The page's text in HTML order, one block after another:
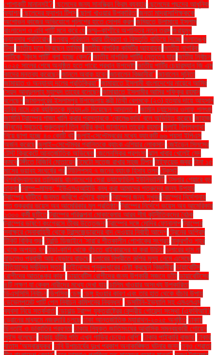
পোশাকটি মানানসই? ছেলেদের জন্য সানস্ক্রিন ক্রিম ব্যবহার ছেলেদের পছন্দের আধুনিক
ফ্যাশন ছেলেদের ফ্যাশন টিপস ছোলা খাওয়ার উপকারিতা জনতা মাদ্রাসাশিক্ষককে
অশোভন কাজের অভিযোগে পুলিশের হাতে সোপর্দ করল জমিয়তে উলামায়ে ইসলাম
বাংলাদেশ ও এবি পার্টি মনে করে যে জম্মু–কাশ্মীরে অশান্তির নতুন তরঙ্গ জরায়ুমুখ
ক্যানসার প্রতিরোধ জলবায়ু পরিবর্তন খরার তীব্রতা ও বিস্তৃতি বাড়িয়ে দিচ্ছে জলাতঙ্ক
টিকা জাতীয় দলে ফিরছেন তামিম! জাতীয় নাগরিক কমিটির আহ্বায়ক জাতীয় নাগরিক
পার্টিকে ‘কিংস পার্টি’ বলা হচ্ছে কেন? জাতীয় নাগরিক পার্টির নেতৃত্বে যারা জাতীয় নির্বাচন
২০২৫ সালের শেষে অনুষ্ঠিত হতে পারে: প্রধান উপদেষ্টা জাতীয় পার্টির চেয়ারম্যান জি এম
কাদের মন্তব্য করেছেন জানলে অবাক হবেন জানালেন বিজ্ঞানীরা" জানালেন সুনিতা
জামায়াত ও অন্যান্য দলের প্রতিক্রিয়া'' জামায়াতে ইসলামী বাংলাদেশের নায়েবে আমির
সৈয়দ আবদুল্লাহ মুহাম্মদ তাহের বলেছেন জামায়াতে ইসলামীর আমির শফিকুর রহমান
বলেছেন জামালপুরের ইসলামপুর উপজেলায় স্ত্রী তিথী বেগমকে (২৩) হত্যার দায়ে আহসান
হাবিব নামে এক ব্যক্তিকে মৃত্যুদণ্ড দিয়েছেন আদালত। জার্মান চ্যান্সেলর ওলাফ শলৎজ
জার্মানি ট্রাম্পের গাজা খালি করার প্রস্তাবকে 'কেলেঙ্কারি' বলে অভিহিত করেছে জাহাজ
জীবনের সবচেয়ে গুরুত্বপূর্ণ তিন নারীর কথা জানালেন তারেক রহমান জুলাই বিপ্লবগাথা
নিয়ে ছাপা হচ্ছে ৪০ কোটি বই জুলাই-সেপ্টেম্বরের মধ্যে ব্যাংকটি ৬৬ পয়সা ইপিএস
অর্জন করেছে জুলাই–সেপ্টেম্বর প্রান্তিকে ব্যাংক এশিয়ার লোকসান জেইডেন সিলসের
টেস্ট ক্রিকেটে আন্তর্জাতিক অভিষেক জেলেনস্কির প্রশংসা ঝাল খাবার খেলেই মেদ
কমবে টঙ্গীতে বিজিবি মোতায়েন টমেটো সতেজ রাখার সহজ টিপস টাইফয়েড জ্বর: টানা ১৫
মাসের ভয়াবহ সংঘর্ষের পর টিউলিপসহ ৭ জনের ব্যাংক হিসাব তলব টেকসই
বিশ্ববিদ্যালয়ের তালিকায় বাংলাদেশের সেরা ড্যাফোডিল ইউনিভার্সিটি টেসলার শেয়ারে বড়
ধাক্কা ট্রাম্প–মাস্ক: ‘ইউএসএআইডি বন্ধ করা আমাদের শত্রুদের জন্য উপহার
ট্রাম্পের ঘাঁটিতে জনমত জরিপে এগিয়ে কমলা ট্রাম্পের জন্য সুখবর ট্রাম্পের নির্দেশনায়
গত শুক্রবার ভয়েস অব আমেরিকার মূল প্রতিষ্ঠান ট্রাম্পের নির্দেশে ভয়েস অব আমেরিকার
১৩০০ কর্মী ছুটিতে ট্রাম্পের পরিকল্পনা মোকাবেলায় আরব শীর্ষ কূটনীতিকদের বৈঠক
ট্রাম্পের ভাষণে কংগ্রেসে তীব্র উত্তেজনা ট্রাম্পের সঙ্গে মোদির ফোনালাপ ট্রাম্পের
স্বাক্ষরে সেনাবাহিনী থেকে ট্রান্সজেন্ডারদের বাদ দেওয়ার নির্বাহী আদেশ ট্রেনের অগ্রিম
টিকিট বিক্রি শুরু ট্রেন্ডি ডিজাইনে 'সারা'র শীতকালীন পোশাকের সংগ্রহ ঠাকুরগাঁও শহর
থেকে অপহৃত হন ঠান্ডা-কাশি থেকে বাঁচতে বাইকারদের যা করা উচিত ডলারের দাম না
বাড়লেও প্রবাসী আয় যেভাবে বাড়ছে ডলারের বিপরীতে রুপির মূল্য নেমে এসেছে
ইতিহাসের সর্বনিম্ন স্তরে ডাইনোসর পুনরুদ্ধারের চেষ্টা করছেন বিজ্ঞানীরা ডায়াবেটিস
রোগীদের আতঙ্কের কারণ ডায়াবেটিস রোগীদের জন্য উপকারী সজনে ডাঁটা ডায়াবেটিসের
৪টি লক্ষণ যা কেবল নারীদের মধ্যে দেখা যায় ডালিম খাওয়ার অসংখ্য উপকারিতা
ডিএসসিসি নির্বাচন ডিপসিক ডেঙ্গু ডেঙ্গু হওয়ার কারণ এবং তার হাত থেকে বাঁচার উপায়
ডেভেলপমেন্ট পার্টি পেল নির্বাচন কমিশনের নিবন্ধন" ডেসটিনি-ইভ্যালি সহ এমএলএম
ব্যবসা নিয়ে সতর্কবার্তা ডোনাল্ড ট্রাম্প যুক্তরাষ্ট্রের কেন্দ্রীয় গোয়েন্দা সংস্থা (এফবিআই)
ড্রোনের মাধ্যমে নজরদারি চলছে ঢাকা আন্তর্জাতিক ম্যারাথন-২০২৫ অনুষ্ঠিত ঢাকায়
ছিনতাই ও ডাকাতির প্রবণতা ঢাকায় নিযুক্ত জাতিসংঘের আবাসিক সমন্বয়কারী গোয়েন
লুইস বলেছেন ঢাকায় হাঁটার গতি এখন গাড়ির চেয়েও বেশি'' ঢাকার পাইকারি বাজার' ঢাকার
বাতাস ‘অস্বাস্থ্যকর’ ঢাবি উপাচার্যের দুঃখ প্রকাশ অনাকাঙ্ক্ষিত ঘটনার জন্য তবুও শ্রোতা